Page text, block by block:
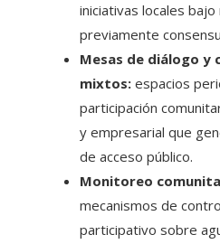
iniciativas locales bajo
previamente
Mesas de diálogo y
mixtos: espacios
participación
y empresarial que
de acceso público.
Monitoreo
mecanismos de
participativo sobre